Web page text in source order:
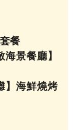
餐
景餐廳】
】海鮮燒烤